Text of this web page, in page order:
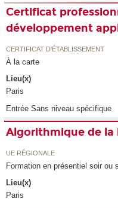
Certificat
développement
CERTIFICAT D'ÉTABLISSEMENT
À la carte
Lieu(x)
Paris
Entrée Sans niveau spécifique
Algorithmique de
UE RÉGIONALE
Formation en présentiel soir ou
Lieu(x)
Paris